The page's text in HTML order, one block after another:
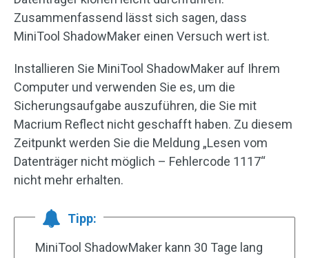
Zusammenfassend lässt sich sagen, dass
MiniTool ShadowMaker einen Versuch wert ist.
Installieren Sie MiniTool ShadowMaker auf Ihrem
Computer und verwenden Sie es, um die
Sicherungsaufgabe auszuführen, die Sie mit
Macrium Reflect nicht geschafft haben. Zu diesem
Zeitpunkt werden Sie die Meldung „Lesen vom
Datenträger nicht möglich – Fehlercode 1117“
nicht mehr erhalten.
Tipp:
MiniTool ShadowMaker kann 30 Tage lang